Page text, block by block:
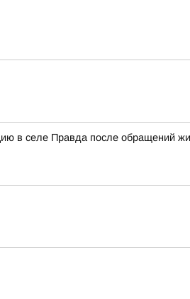
в селе Правда после обращений